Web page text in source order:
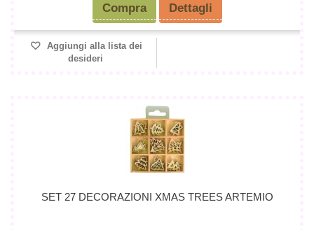
Compra Dettagli
Aggiungi alla lista dei
desideri
SET 27 DECORAZIONI XMAS TREES ARTEMIO